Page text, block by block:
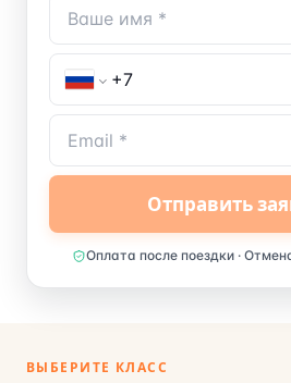
Отправить
Оплата после поездки ·
ВЫБЕРИТЕ КЛАСС